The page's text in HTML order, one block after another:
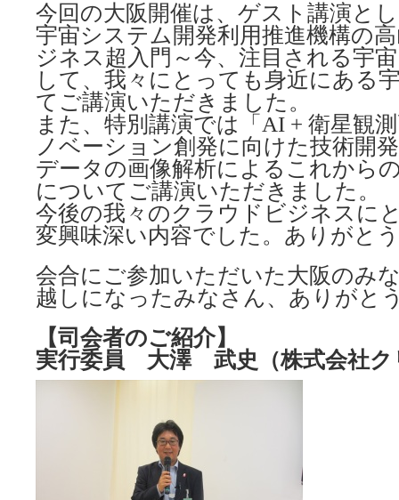
今回の大阪開催は、ゲスト講演と
宇宙システム開発利用推進機構の
ジネス超入門～今、注目される宇
して、我々にとっても身近にある
てご講演いただきました。
また、特別講演では「AI + 衛星観
ノベーション創発に向けた技術開
データの画像解析によるこれから
についてご講演いただきました。
今後の我々のクラウドビジネスに
変興味深い内容でした。ありがと
会合にご参加いただいた大阪のみ
越しになったみなさん、ありがと
【司会者のご紹介】
実行委員 大澤 武史（株式会社ク